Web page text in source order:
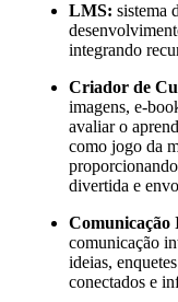
LMS: sistema
integrando
Criador de
imagens, e-
avaliar o
como jogo da
divertida e
Comunicação
comunicação
ideias,
conectados e